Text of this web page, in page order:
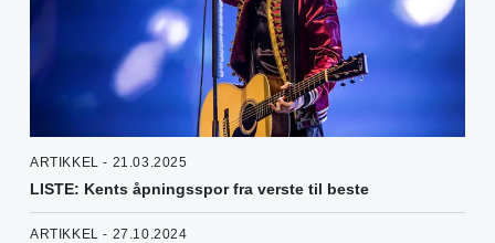
ARTIKKEL - 21.03.2025
LISTE: Kents åpningsspor fra verste til beste
ARTIKKEL - 27.10.2024